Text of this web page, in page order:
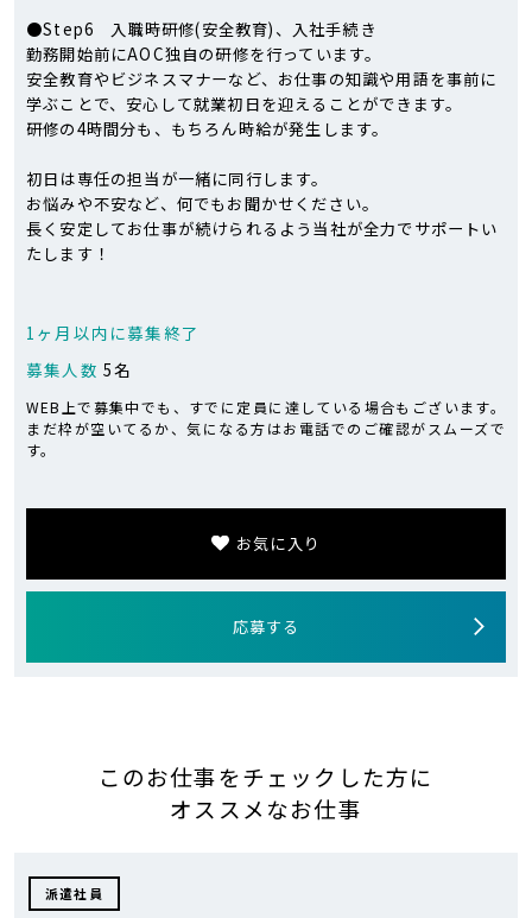
●Step6 入職時研修(安全教育)、入社手続き
勤務開始前にAOC独自の研修を行っています。
安全教育やビジネスマナーなど、お仕事の知識や用語を事前に
学ぶことで、安心して就業初日を迎えることができます。
研修の4時間分も、もちろん時給が発生します。
初日は専任の担当が一緒に同行します。
お悩みや不安など、何でもお聞かせください。
長く安定してお仕事が続けられるよう当社が全力でサポートい
たします！
1ヶ月以内に募集終了
募集人数 5名
WEB上で募集中でも、すでに定員に達している場合もございます。
まだ枠が空いてるか、気になる方はお電話でのご確認がスムーズで
す。
お気に入り
応募する
このお仕事をチェックした方に
オススメなお仕事
派遣社員